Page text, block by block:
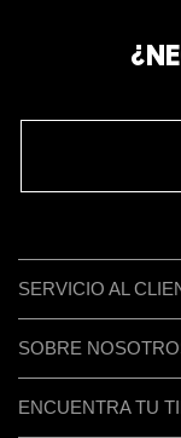
REGÍSTRATE
SERVICIO AL
SOBRE
ENCUENTRA TU